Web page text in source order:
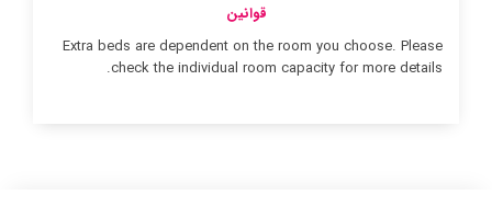
قوانین
Extra beds are dependent on the room you choose. Please
check the individual room capacity for more details.